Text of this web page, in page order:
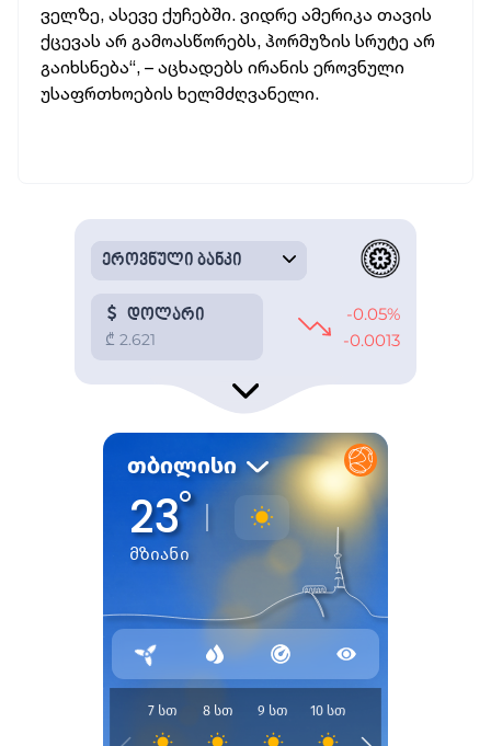
ველზე, ასევე ქუჩებში. ვიდრე ამერიკა თავის
ქცევას არ გამოასწორებს, ჰორმუზის სრუტე არ
გაიხსნება“, – აცხადებს ირანის ეროვნული
უსაფრთხოების ხელმძღვანელი.